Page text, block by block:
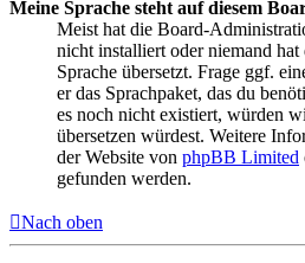
Meine Sprache steht auf diesem
Meist hat die Board-
nicht installiert oder niemand
Sprache übersetzt. Frage ggf.
er das Sprachpaket, das du
es noch nicht existiert, würden
übersetzen würdest. Weitere
der Website von phpBB Limited
gefunden werden.
Nach oben